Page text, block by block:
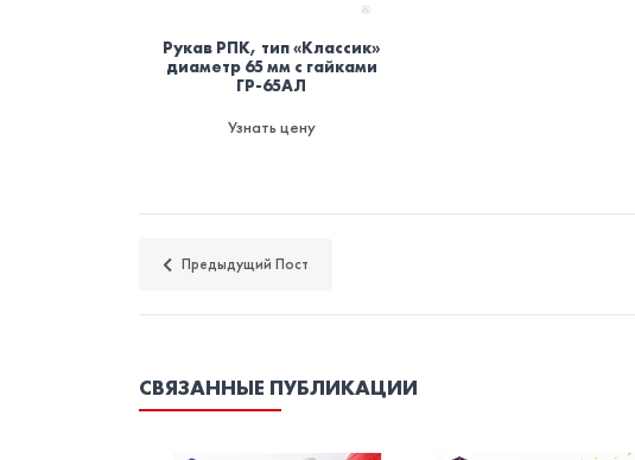
Рукав РПК, тип «Классик»
диаметр 65 мм с гайками
ГР-65АЛ
Узнать цену
Предыдущий Пост
СВЯЗАННЫЕ ПУБЛИКАЦИИ